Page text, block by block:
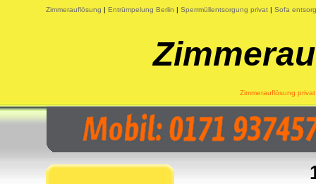
Zimmerauflösung | Entrümpelung Berlin | Sperrmüllentsorgung privat | Sofa
Zimmerauflösung